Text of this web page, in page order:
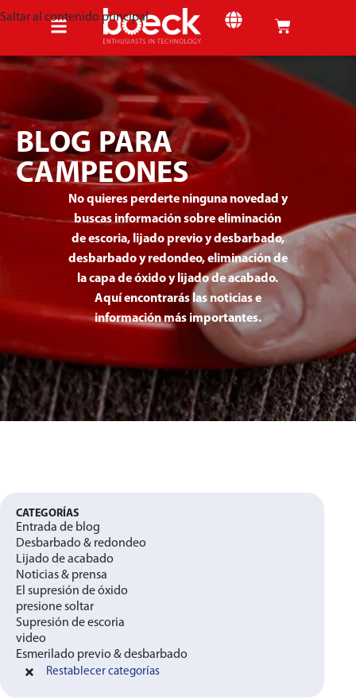
Saltar al contenido principal
BLOG PARA
CAMPEONES
No quieres perderte ninguna novedad y
buscas información sobre eliminación
de escoria, lijado previo y desbarbado,
desbarbado y redondeo, eliminación de
la capa de óxido y lijado de acabado.
Aquí encontrarás las noticias e
información más importantes.
CATEGORÍAS
Entrada de blog
Desbarbado & redondeo
Lijado de acabado
Noticias & prensa
El supresión de óxido
presione soltar
Supresión de escoria
video
Esmerilado previo & desbarbado
Restablecer categorías